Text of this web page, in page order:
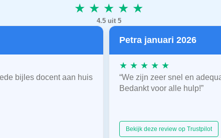
★ ★ ★ ★ ★
4.5 uit 5
bijles docent aan huis
Petra januari 2026
★ ★ ★ ★ ★
“We zijn zeer snel en
Bedankt voor alle hulp!”
Bekijk deze review op Trustpilot